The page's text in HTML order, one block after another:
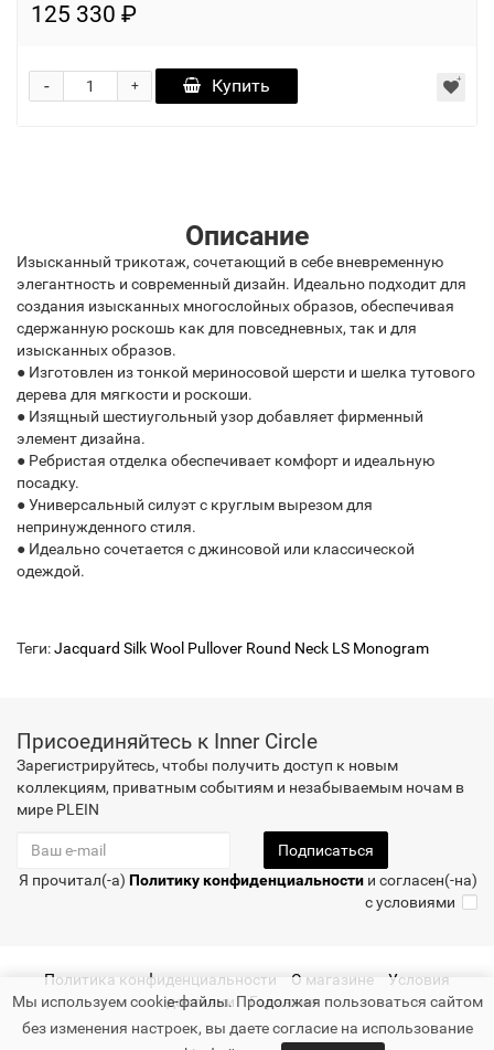
125 330 ₽
+
- Купить
Описание
Изысканный трикотаж, сочетающий в себе вневременную
элегантность и современный дизайн. Идеально подходит для
создания изысканных многослойных образов, обеспечивая
сдержанную роскошь как для повседневных, так и для
изысканных образов.
● Изготовлен из тонкой мериносовой шерсти и шелка тутового
дерева для мягкости и роскоши.
● Изящный шестиугольный узор добавляет фирменный
элемент дизайна.
● Ребристая отделка обеспечивает комфорт и идеальную
посадку.
● Универсальный силуэт с круглым вырезом для
непринужденного стиля.
● Идеально сочетается с джинсовой или классической
одеждой.
Теги:Jacquard Silk Wool Pullover Round Neck LS Monogram
Присоединяйтесь к Inner Circle
Зарегистрируйтесь, чтобы получить доступ к новым
коллекциям, приватным событиям и незабываемым ночам в
мире PLEIN
Подписаться
Я прочитал(-а) Политику конфиденциальности и согласен(-на)
с условиями
Политика конфиденциальности О магазине
Условия
доставки
Гарантия
Мы используем cookie-файлы. Продолжая пользоваться сайтом
без изменения настроек, вы даете согласие на использование